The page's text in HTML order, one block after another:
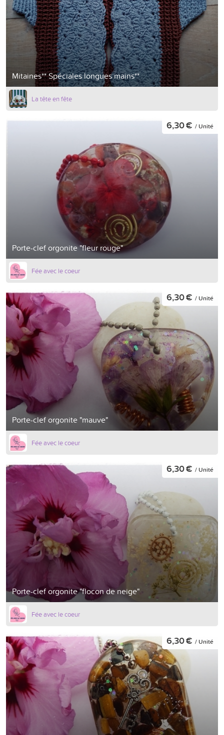
Mitaines** Spéciales longues mains**
La tête en fête
Porte-clef orgonite "fleur rouge"
6,30 € / Unité
Fée avec le coeur
Porte-clef orgonite "mauve"
6,30 € / Unité
Fée avec le coeur
Porte-clef orgonite "flocon de neige"
6,30 € / Unité
Fée avec le coeur
6,30 € / Unité